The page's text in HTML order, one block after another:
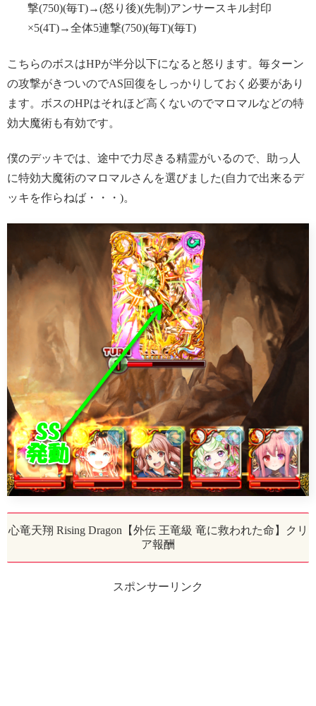
撃(750)(毎T)→(怒り後)(先制)アンサースキル封印
×5(4T)→全体5連撃(750)(毎T)(毎T)
こちらのボスはHPが半分以下になると怒ります。毎ターン
の攻撃がきついのでAS回復をしっかりしておく必要があり
ます。ボスのHPはそれほど高くないのでマロマルなどの特
効大魔術も有効です。
僕のデッキでは、途中で力尽きる精霊がいるので、助っ人
に特効大魔術のマロマルさんを選びました(自力で出来るデ
ッキを作らねば・・・)。
心竜天翔 Rising Dragon【外伝 王竜級 竜に救われた命】クリ
ア報酬
スポンサーリンク